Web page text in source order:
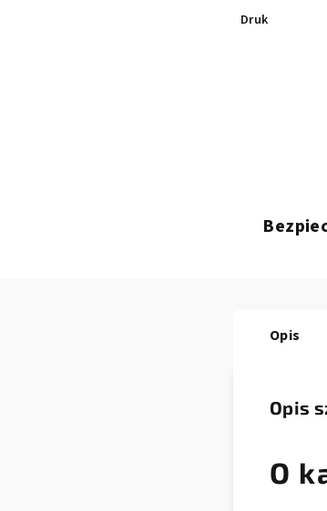
Druk
Opis
Opis
O